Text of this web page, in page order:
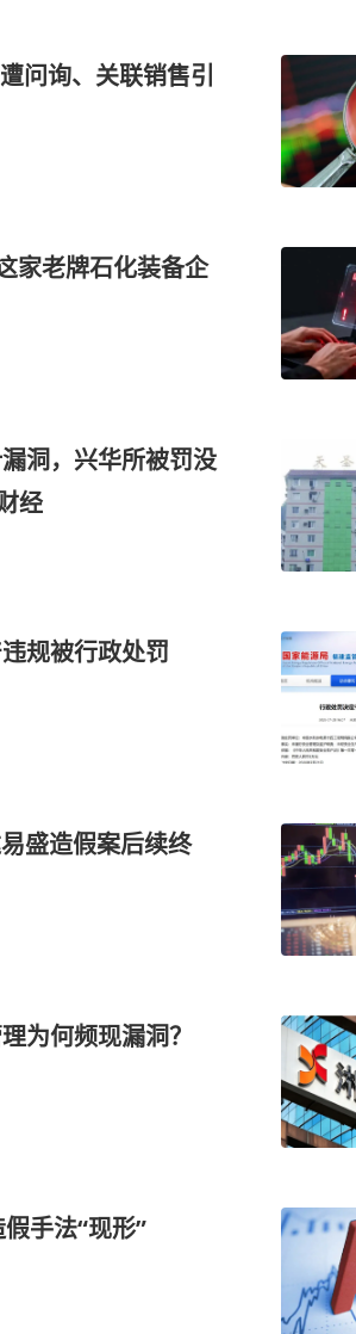
问询、关联销售引
家老牌石化装备企
洞，兴华所被罚没
经
规被行政处罚
盛造假案后续终
为何频现漏洞？
手法“现形”